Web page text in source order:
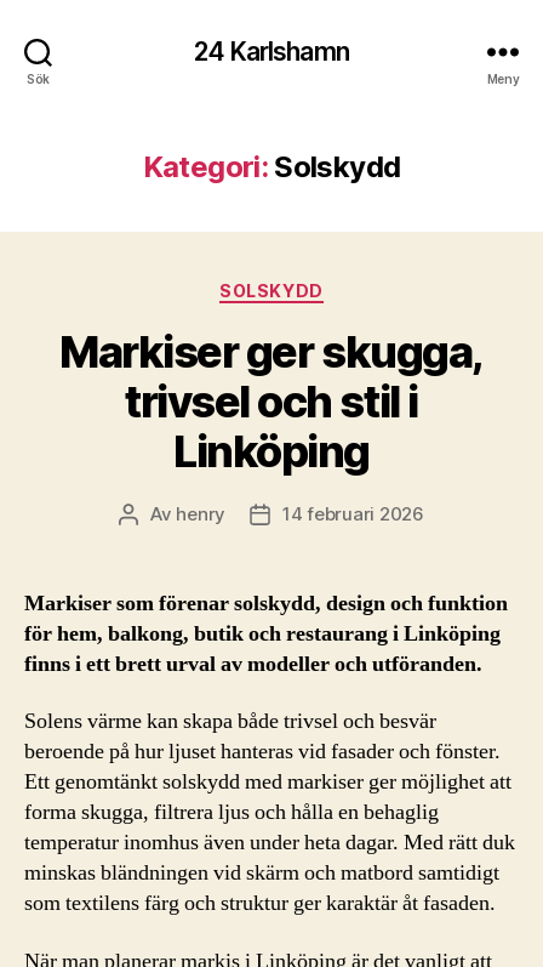
Sök
24 Karlshamn
Meny
Kategori: Solskydd
Kategorier
SOLSKYDD
Markiser ger skugga,
trivsel och stil i
Linköping
Inläggsförfattare
Av henry Inläggsdatum
14 februari 2026
Markiser som förenar solskydd, design och funktion
för hem, balkong, butik och restaurang i Linköping
finns i ett brett urval av modeller och utföranden.
Solens värme kan skapa både trivsel och besvär
beroende på hur ljuset hanteras vid fasader och fönster.
Ett genomtänkt solskydd med markiser ger möjlighet att
forma skugga, filtrera ljus och hålla en behaglig
temperatur inomhus även under heta dagar. Med rätt duk
minskas bländningen vid skärm och matbord samtidigt
som textilens färg och struktur ger karaktär åt fasaden.
När man planerar markis i Linköping är det vanligt att